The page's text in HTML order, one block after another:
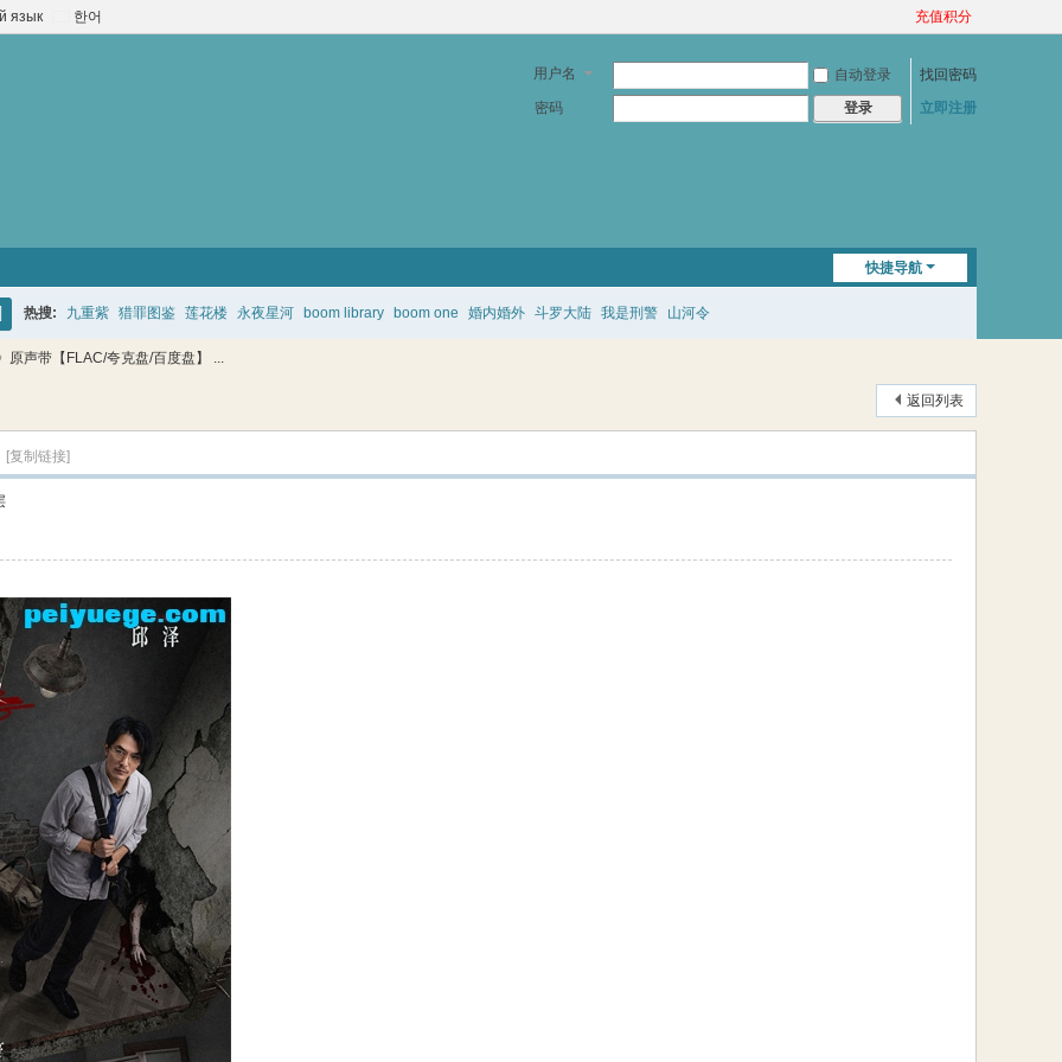
язык 한어 充值积分
用户名 自动登录
找回密码
密码
登录 立即注册
快捷导航
热搜: 九重紫 猎罪图鉴 莲花楼 永夜星河 boom library boom one 婚内婚外 斗罗大陆 我是刑警 山河令
原声带【FLAC/夸克盘/百度盘】 ...
返回列表
[复制链接]